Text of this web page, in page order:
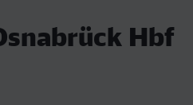
Hbf